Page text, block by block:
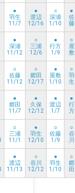
●
羽生
11/7
●
渡辺
12/16
○
深浦
1/10
●
佐
藤
●
深浦
11/12
○
三浦
12/6
●
行方
1/9
○
屋
敷
○
佐藤
11/12
○
郷田
12/17
●
屋敷
1/10
○
羽
生
●
郷田
11/7
●
久保
12/12
●
渡辺
1/7
●
行
方
○
三浦
11/1
●
羽生
12/10
○
佐藤
1/9
○
谷
川
●
渡辺
11/13
○
谷川
12/12
●
羽生
1/10
○
郷
田